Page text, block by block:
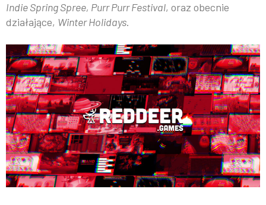
Indie Spring Spree, Purr Purr Festival, oraz obecnie
działające, Winter Holidays.